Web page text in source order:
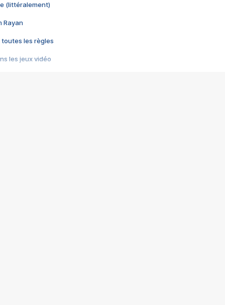
(littéralement)
Rayan
toutes les règles
les jeux vidéo